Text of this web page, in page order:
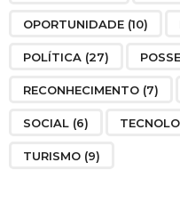
OPORTUNIDADE (10)
POLÍTICA (27) POSSE
RECONHECIMENTO (7)
SOCIAL (6)
TURISMO (9)